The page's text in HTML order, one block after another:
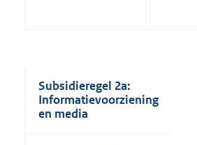
Subsidieregel 2a:
Informatievoorziening
en media